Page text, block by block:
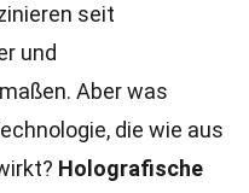
seit
und
Aber was
die wie aus
Holografische